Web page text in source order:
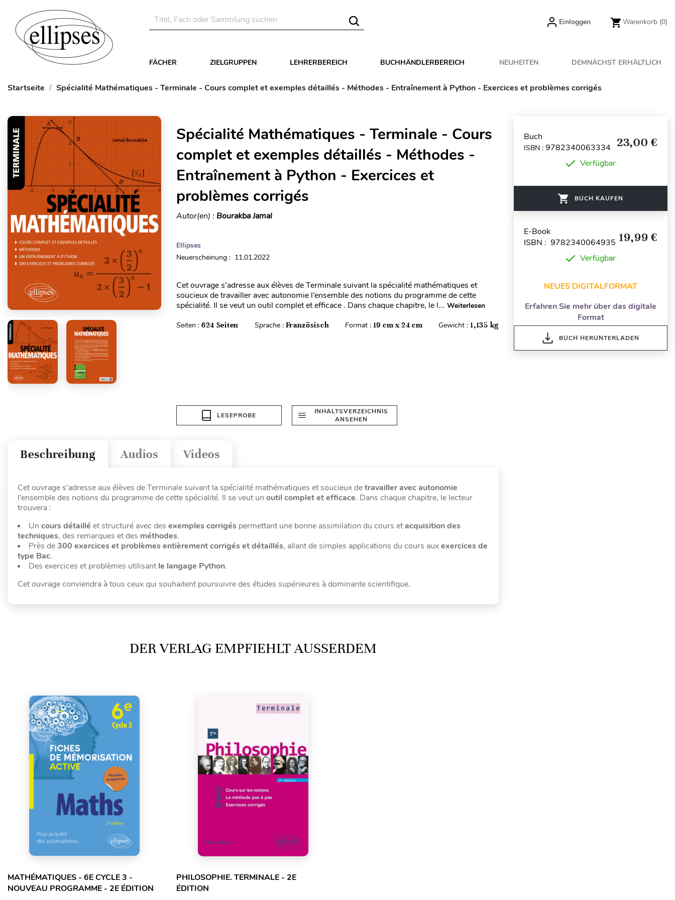
Einloggen Warenkorb (0)
FÄCHER ZIELGRUPPEN LEHRERBEREICH BUCHHÄNDLERBEREICH NEUHEITEN DEMNÄCHST ERHÄLTLICH
Startseite Spécialité Mathématiques - Terminale - Cours complet et exemples détaillés - Méthodes - Entraînement à Python - Exercices et problèmes corrigés
Spécialité Mathématiques - Terminale - Cours
complet et exemples détaillés - Méthodes -
Entraînement à Python - Exercices et
problèmes corrigés
Autor(en) : Bourakba Jamal
Ellipses
Neuerscheinung : 11.01.2022
Cet ouvrage s’adresse aux élèves de Terminale suivant la spécialité mathématiques et
soucieux de travailler avec autonomie l’ensemble des notions du programme de cette
spécialité. Il se veut un outil complet et efficace . Dans chaque chapitre, le l... Weiterlesen
Seiten : 624 Seiten Sprache : Französisch Format : 19 cm x 24 cm Gewicht :1,135 kg
LESEPROBE
INHALTSVERZEICHNIS
ANSEHEN
Videos
Audios
Beschreibung
Cet ouvrage s’adresse aux élèves de Terminale suivant la spécialité mathématiques et soucieux detravailler avec autonomie
l’ensemble des notions du programme de cette spécialité. Il se veut un outil complet et efficace. Dans chaque chapitre, le lecteur
trouvera :
Un cours détaillé et structuré avec des exemples corrigés permettant une bonne assimilation du cours etacquisition des
techniques, des remarques et des méthodes.
Près de300 exercices et problèmes entièrement corrigés et détaillés, allant de simples applications du cours auxexercices de
type Bac.
Des exercices et problèmes utilisantle langage Python.
Cet ouvrage conviendra à tous ceux qui souhaitent poursuivre des études supérieures à dominante scientifique.
DER VERLAG EMPFIEHLT AUSSERDEM
MATHÉMATIQUES - 6E CYCLE 3 -
NOUVEAU PROGRAMME - 2E ÉDITION
PHILOSOPHIE. TERMINALE - 2E
ÉDITION
Buch
ISBN : 9782340063334 23,00 €
Verfügbar
BUCH KAUFEN
E-Book
ISBN : 9782340064935 19,99 €
Verfügbar
NEUES DIGITALFORMAT
Erfahren Sie mehr über das digitale
Format
BUCH HERUNTERLADEN